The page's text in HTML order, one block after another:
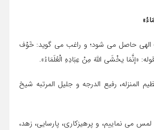
حاصل می شود؛ و راغب می گوید: خَوْف
یخْشَى اللّهَ مِنْ عِبَادِهِ الْعُلَمَاءُ».
رفیع الدرجه و جلیل المرتبه شیخ
می نماییم، و پرهیزکاری، پارسایی، زهد،